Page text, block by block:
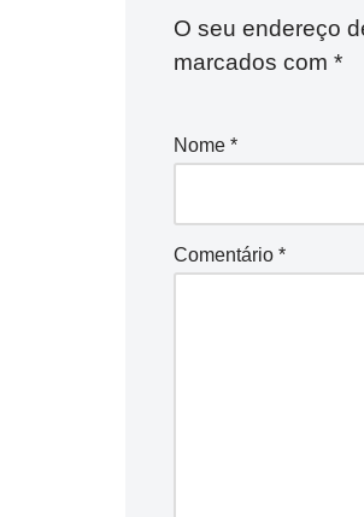
O seu endereço
marcados com *
Nome *
Comentário *